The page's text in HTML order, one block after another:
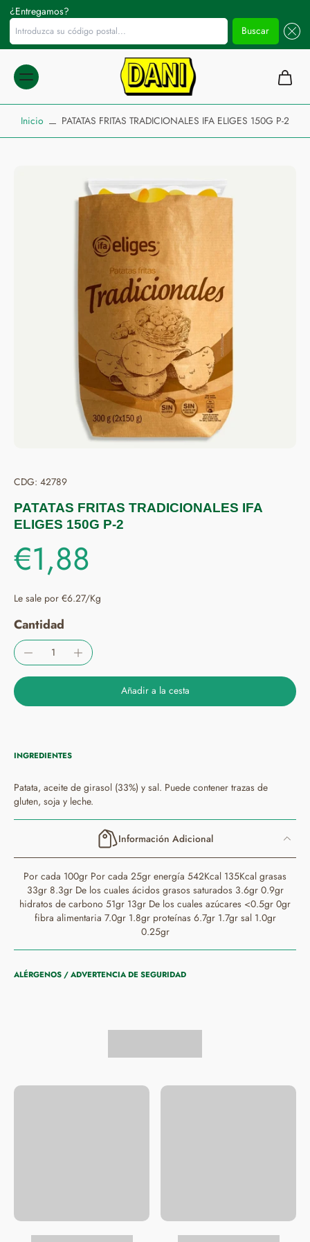
¿Entregamos?
Introduzca su código postal...
Buscar
al
Inicio PATATAS FRITAS TRADICIONALES IFA ELIGES 150G P-2
CDG: 42789
PATATAS FRITAS TRADICIONALES IFA
ELIGES 150G P-2
€1,88
Le sale por €6.27/Kg
Cantidad
Añadir a la cesta
INGREDIENTES
Patata, aceite de girasol (33%) y sal. Puede contener trazas de
gluten, soja y leche.
Información Adicional
Por cada 100gr Por cada 25gr energía 542Kcal 135Kcal grasas
33gr 8.3gr De los cuales ácidos grasos saturados 3.6gr 0.9gr
hidratos de carbono 51gr 13gr De los cuales azúcares <0.5gr 0gr
fibra alimentaria 7.0gr 1.8gr proteínas 6.7gr 1.7gr sal 1.0gr
0.25gr
ALÉRGENOS / ADVERTENCIA DE SEGURIDAD